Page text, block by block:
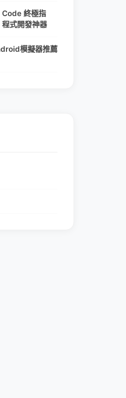
終極指
式開發神器
模擬器推薦